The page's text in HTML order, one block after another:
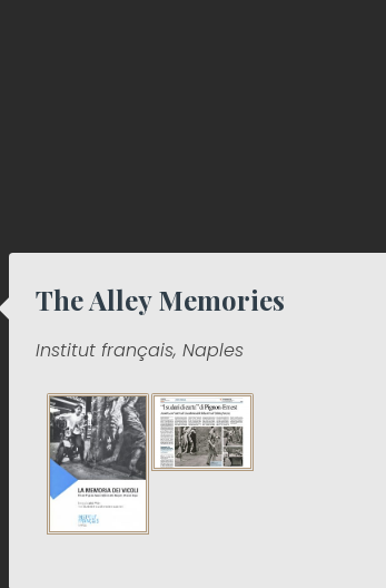
The Alley Memories
Institut français, Naples